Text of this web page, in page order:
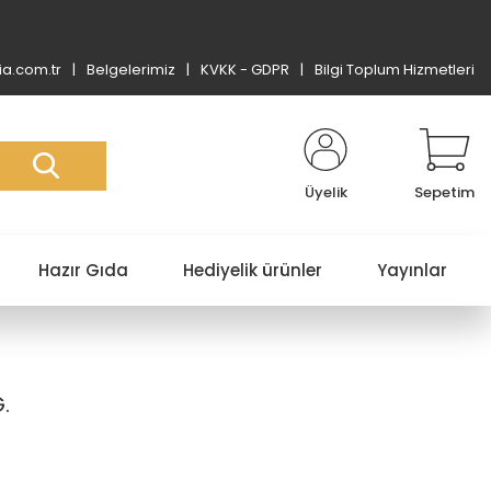
Belgelerimiz KVKK - GDPR Bilgi Toplum Hizmetleri
Üyelik Sepetim
Hazır Gıda Hediyelik ürünler Yayınlar